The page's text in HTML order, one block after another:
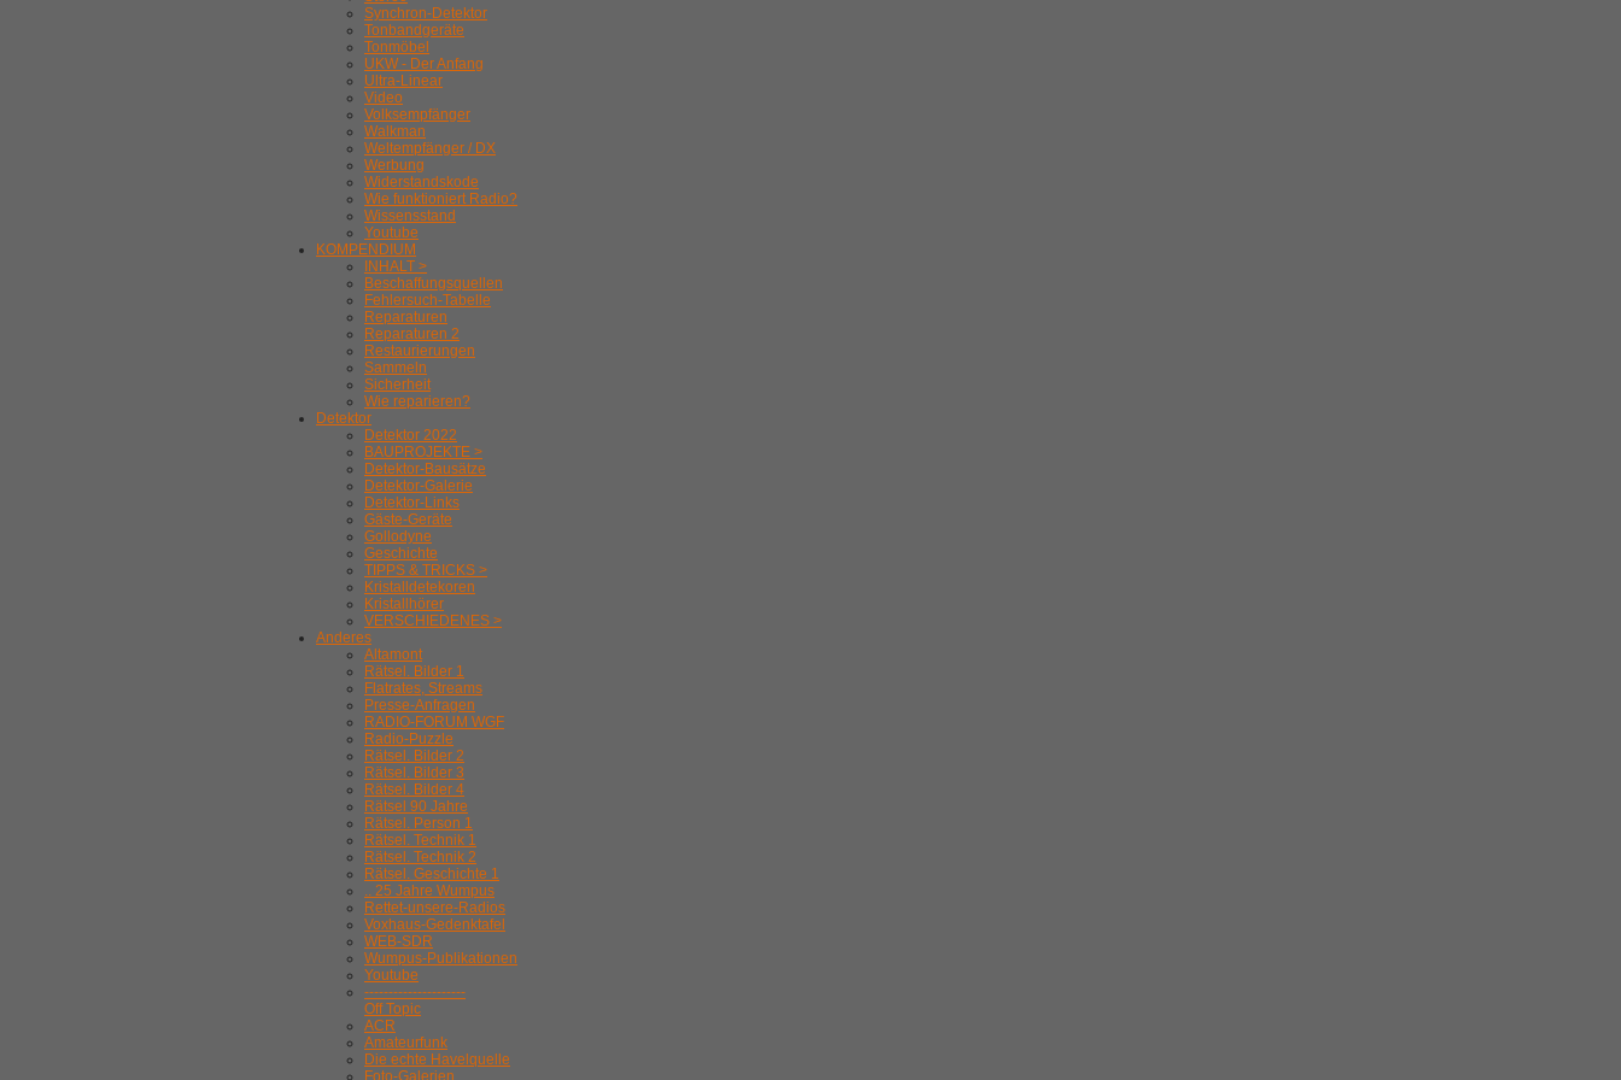
Synchron-Detektor
Tonbandgeräte
Tonmöbel
UKW - Der Anfang
Ultra-Linear
Video
Volksempfänger
Walkman
Weltempfänger / DX
Werbung
Widerstandskode
Wie funktioniert Radio?
Wissensstand
Youtube
KOMPENDIUM
INHALT >
Beschaffungsquellen
Fehlersuch-Tabelle
Reparaturen
Reparaturen 2
Restaurierungen
Sammeln
Sicherheit
Wie reparieren?
Detektor
Detektor 2022
BAUPROJEKTE >
Detektor-Bausätze
Detektor-Galerie
Detektor-Links
Gäste-Geräte
Gollodyne
Geschichte
TIPPS & TRICKS >
Kristalldetekoren
Kristallhörer
VERSCHIEDENES >
Anderes
Altamont
Rätsel. Bilder 1
Flatrates, Streams
Presse-Anfragen
RADIO-FORUM WGF
Radio-Puzzle
Rätsel. Bilder 2
Rätsel. Bilder 3
Rätsel. Bilder 4
Rätsel 90 Jahre
Rätsel. Person 1
Rätsel. Technik 1
Rätsel. Technik 2
Rätsel. Geschichte 1
.. 25 Jahre Wumpus
Rettet-unsere-Radios
Voxhaus-Gedenktafel
WEB-SDR
Wumpus-Publikationen
Youtube
---------------------
Off Topic
ACR
Amateurfunk
Die echte Havelquelle
Foto-Galerien